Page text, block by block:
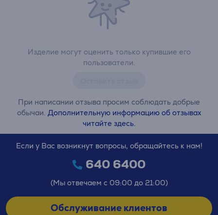
Изделие могут оценить только купившие его
пользователи.
При написании отзыва просим соблюдать добрые
обычаи. Дополнительную информацию об отзывах
читайте здесь.
Если у Вас возникнут вопросы, обращайтесь к нам!
640 6400
(Мы отвечаем с 09:00 до 21:00)
Обслуживание клиентов